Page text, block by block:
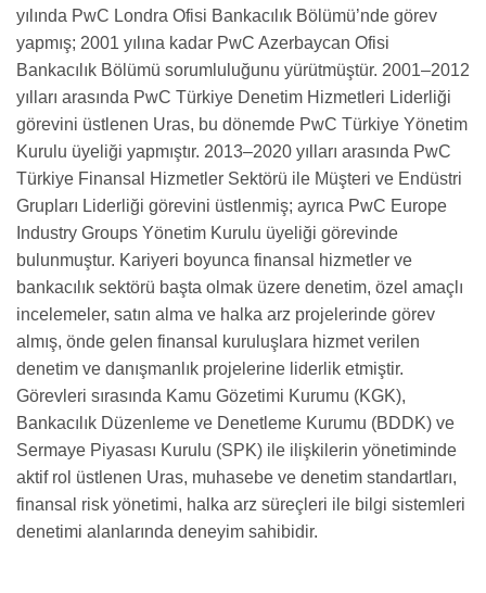
yılında PwC Londra Ofisi Bankacılık Bölümü’nde görev
yapmış; 2001 yılına kadar PwC Azerbaycan Ofisi
Bankacılık Bölümü sorumluluğunu yürütmüştür. 2001–2012
yılları arasında PwC Türkiye Denetim Hizmetleri Liderliği
görevini üstlenen Uras, bu dönemde PwC Türkiye Yönetim
Kurulu üyeliği yapmıştır. 2013–2020 yılları arasında PwC
Türkiye Finansal Hizmetler Sektörü ile Müşteri ve Endüstri
Grupları Liderliği görevini üstlenmiş; ayrıca PwC Europe
Industry Groups Yönetim Kurulu üyeliği görevinde
bulunmuştur. Kariyeri boyunca finansal hizmetler ve
bankacılık sektörü başta olmak üzere denetim, özel amaçlı
incelemeler, satın alma ve halka arz projelerinde görev
almış, önde gelen finansal kuruluşlara hizmet verilen
denetim ve danışmanlık projelerine liderlik etmiştir.
Görevleri sırasında Kamu Gözetimi Kurumu (KGK),
Bankacılık Düzenleme ve Denetleme Kurumu (BDDK) ve
Sermaye Piyasası Kurulu (SPK) ile ilişkilerin yönetiminde
aktif rol üstlenen Uras, muhasebe ve denetim standartları,
finansal risk yönetimi, halka arz süreçleri ile bilgi sistemleri
denetimi alanlarında deneyim sahibidir.